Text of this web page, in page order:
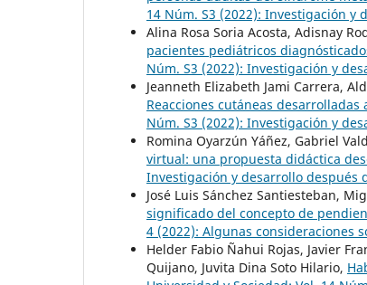
14 Núm. S3 (2022): Investigación y
Alina Rosa Soria Acosta, Adisnay
pacientes pediátricos
Núm. S3 (2022): Investigación y
Jeanneth Elizabeth Jami Carrera,
Reacciones cutáneas
Núm. S3 (2022): Investigación y
Romina Oyarzún Yáñez, Gabriel
virtual: una propuesta didáctica
Investigación y desarrollo después
José Luis Sánchez Santiesteban,
significado del concepto de
4 (2022): Algunas consideraciones
Helder Fabio Ñahui Rojas, Javier
Quijano, Juvita Dina Soto Hilario,